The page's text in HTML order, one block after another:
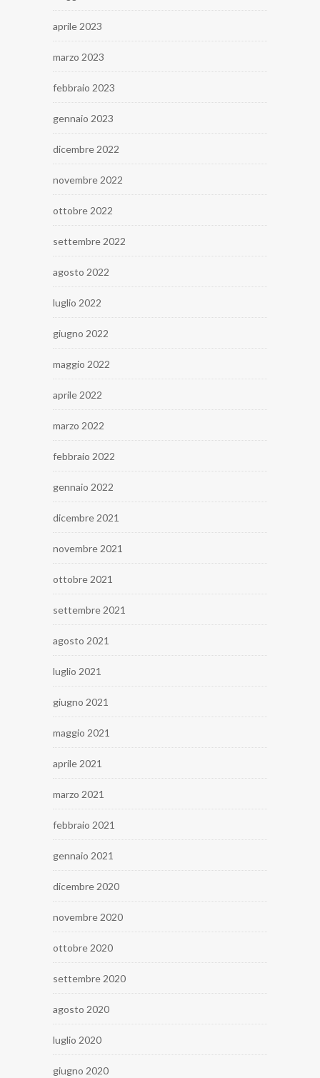
aprile 2023
marzo 2023
febbraio 2023
gennaio 2023
dicembre 2022
novembre 2022
ottobre 2022
settembre 2022
agosto 2022
luglio 2022
giugno 2022
maggio 2022
aprile 2022
marzo 2022
febbraio 2022
gennaio 2022
dicembre 2021
novembre 2021
ottobre 2021
settembre 2021
agosto 2021
luglio 2021
giugno 2021
maggio 2021
aprile 2021
marzo 2021
febbraio 2021
gennaio 2021
dicembre 2020
novembre 2020
ottobre 2020
settembre 2020
agosto 2020
luglio 2020
giugno 2020